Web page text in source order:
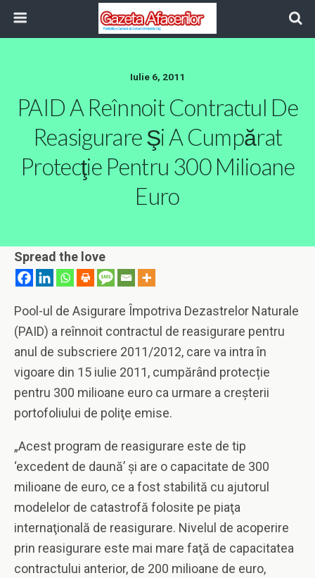
Iulie 6, 2011
PAID A Reînnoit Contractul De
Reasigurare Şi A Cumpărat
Protecţie Pentru 300 Milioane
Euro
Spread the love
Pool-ul de Asigurare Împotriva Dezastrelor Naturale
(PAID) a reînnoit contractul de reasigurare pentru
anul de subscriere 2011/2012, care va intra în
vigoare din 15 iulie 2011, cumpărând protecție
pentru 300 milioane euro ca urmare a creşterii
portofoliului de poliţe emise.
„Acest program de reasigurare este de tip
‘excedent de daună’ şi are o capacitate de 300
milioane de euro, ce a fost stabilită cu ajutorul
modelelor de catastrofă folosite pe piaţa
internaţională de reasigurare. Nivelul de acoperire
prin reasigurare este mai mare faţă de capacitatea
contractului anterior, de 200 milioane de euro,